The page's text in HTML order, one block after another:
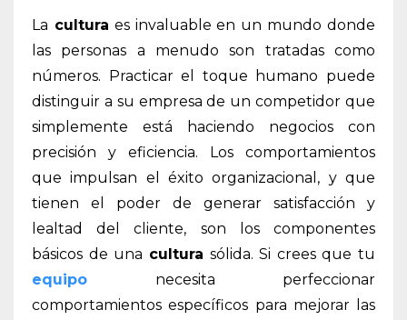
La cultura es invaluable en un mundo donde
las personas a menudo son tratadas como
números. Practicar el toque humano puede
distinguir a su empresa de un competidor que
simplemente está haciendo negocios con
precisión y eficiencia. Los comportamientos
que impulsan el éxito organizacional, y que
tienen el poder de generar satisfacción y
lealtad del cliente, son los componentes
básicos de una cultura sólida. Si crees que tu
equipo
necesita perfeccionar
comportamientos específicos para mejorar las